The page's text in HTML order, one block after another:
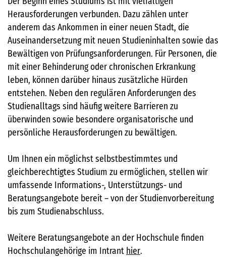
Herausforderungen verbunden. Dazu zählen unter
anderem das Ankommen in einer neuen Stadt, die
Auseinandersetzung mit neuen Studieninhalten sowie das
Bewältigen von Prüfungsanforderungen. Für Personen, die
mit einer Behinderung oder chronischen Erkrankung
leben, können darüber hinaus zusätzliche Hürden
entstehen. Neben den regulären Anforderungen des
Studienalltags sind häufig weitere Barrieren zu
überwinden sowie besondere organisatorische und
persönliche Herausforderungen zu bewältigen.
Um Ihnen ein möglichst selbstbestimmtes und
gleichberechtigtes Studium zu ermöglichen, stellen wir
umfassende Informations-, Unterstützungs- und
Beratungsangebote bereit – von der Studienvorbereitung
bis zum Studienabschluss.
Weitere Beratungsangebote an der Hochschule finden
Hochschulangehörige im Intrant hier.